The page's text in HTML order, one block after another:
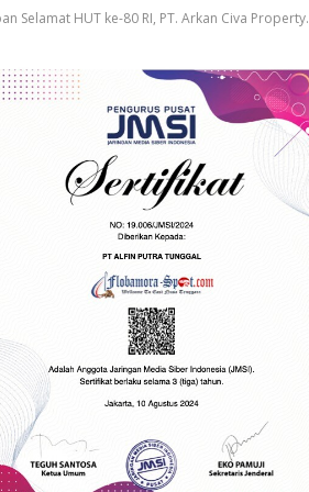
Selamat HUT ke-80 RI, PT. Arkan Civa Property.